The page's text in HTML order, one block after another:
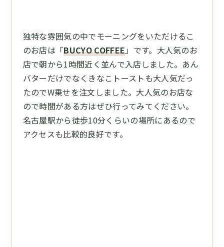
独特な雰囲気の中でモーニングをいただけるこ
のお店は「BUCYO COFFEE」です。大人気のお
店で朝から1時間近く並んで入店しました。あん
バターだけでなくきなこトーストも大人気だっ
たのでW乗せを注文しました。大人気のお店な
ので時間がある方はぜひ行ってみてください。
名古屋駅から徒歩10分くらいの場所にあるので
アクセスも比較的良好です。